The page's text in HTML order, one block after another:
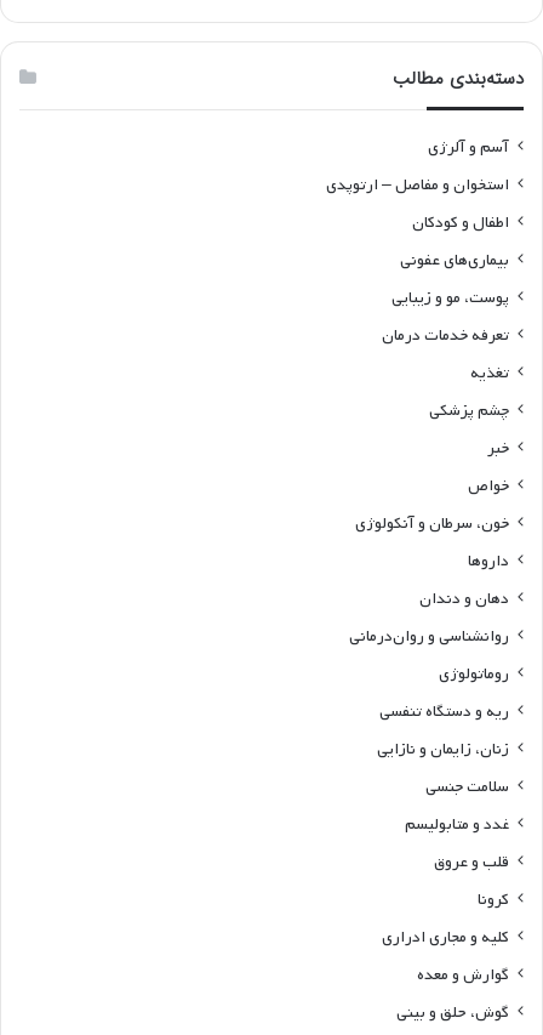
دسته‌بندی مطالب
آسم و آلرژی
استخوان و مفاصل – ارتوپدی
اطفال و کودکان
بیماری‌های عفونی
پوست، مو و زیبایی
تعرفه خدمات درمان
تغذیه
چشم پزشکی
خبر
خواص
خون، سرطان و آنکولوژی
داروها
دهان و دندان
روانشناسی و روان‌درمانی
روماتولوژی
ریه و دستگاه تنفسی
زنان، زایمان و نازایی
سلامت جنسی
غدد و متابولیسم
قلب و عروق
کرونا
کلیه و مجاری ادراری
گوارش و معده
گوش، حلق و بینی